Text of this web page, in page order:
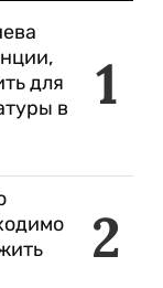
1
для
в
2